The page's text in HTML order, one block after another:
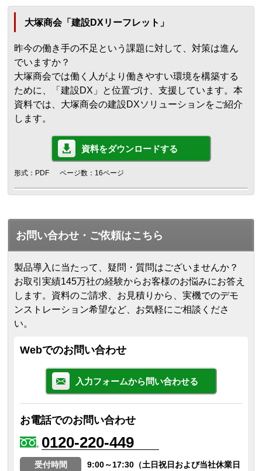
大塚商会「建設DXリーフレット」
昨今の働き手の不足という課題に対して、対策は進ん
でいますか？
大塚商会では働く人がより働きやすい環境を構築する
ために、「建設DX」と位置づけ、支援しています。本
資料では、大塚商会の建設DXソリューションをご紹介
します。
資料をダウンロードする
形式：PDF ページ数：16ページ
お問い合わせ・ご依頼はこちら
製品導入に当たって、疑問・質問はございませんか？
お取引実績145万社の経験からお客様のお悩みにお答え
します。 資料のご請求、お見積りから、実機でのデモ
ンストレーション希望など、お気軽にご相談くださ
い。
Webでのお問い合わせ
入力フォームから問い合わせる
お電話でのお問い合わせ
0120-220-449
受付時間
9:00～17:30（土日祝日および当社休業日